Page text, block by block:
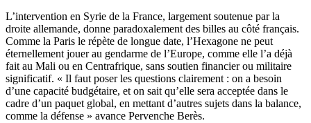
L’intervention en Syrie de la France, largement soutenue par la
droite allemande, donne paradoxalement des billes au côté français.
Comme la Paris le répète de longue date, l’Hexagone ne peut
éternellement jouer au gendarme de l’Europe, comme elle l’a déjà
fait au Mali ou en Centrafrique, sans soutien financier ou militaire
significatif. « Il faut poser les questions clairement : on a besoin
d’une capacité budgétaire, et on sait qu’elle sera acceptée dans le
cadre d’un paquet global, en mettant d’autres sujets dans la balance,
comme la défense » avance Pervenche Berès.